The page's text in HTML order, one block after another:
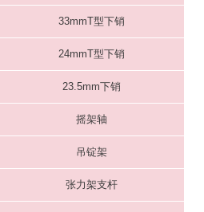
33mmT型下销
24mmT型下销
23.5mm下销
摇架轴
吊锭架
张力架支杆